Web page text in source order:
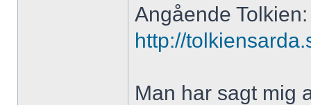
Angående Tolkien:
http://
Man har sagt mig